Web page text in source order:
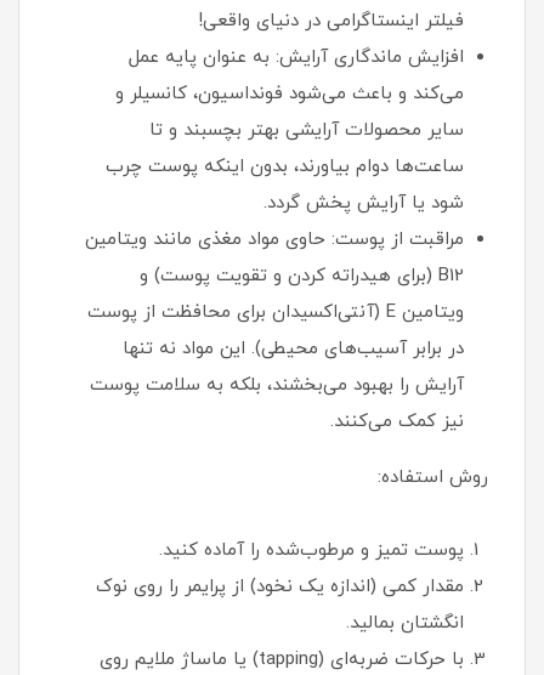
فیلتر اینستاگرامی در دنیای واقعی!
افزایش ماندگاری آرایش: به عنوان پایه عمل
می‌کند و باعث می‌شود فونداسیون، کانسیلر و
سایر محصولات آرایشی بهتر بچسبند و تا
ساعت‌ها دوام بیاورند، بدون اینکه پوست چرب
شود یا آرایش پخش گردد.
مراقبت از پوست: حاوی مواد مغذی مانند ویتامین
B12 (برای هیدراته کردن و تقویت پوست) و
ویتامین E (آنتی‌اکسیدان برای محافظت از پوست
در برابر آسیب‌های محیطی). این مواد نه تنها
آرایش را بهبود می‌بخشند، بلکه به سلامت پوست
نیز کمک می‌کنند.
روش استفاده:
پوست تمیز و مرطوب‌شده را آماده کنید.
مقدار کمی (اندازه یک نخود) از پرایمر را روی نوک
انگشتان بمالید.
با حرکات ضربه‌ای (tapping) یا ماساژ ملایم روی